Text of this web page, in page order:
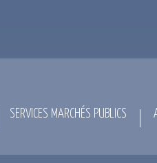
SERVICES MARCHÉS PUBLICS